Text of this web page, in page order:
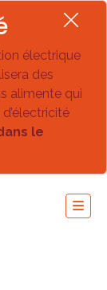
électrique
des
alimente qui
le